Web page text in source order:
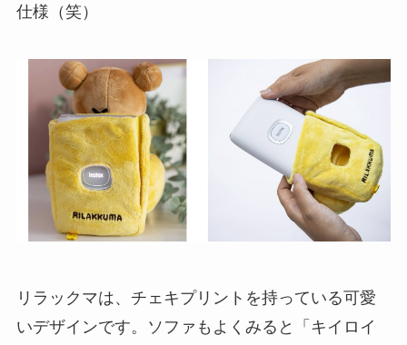
仕様（笑）
リラックマは、チェキプリントを持っている可愛
いデザインです。ソファもよくみると「キイロイ